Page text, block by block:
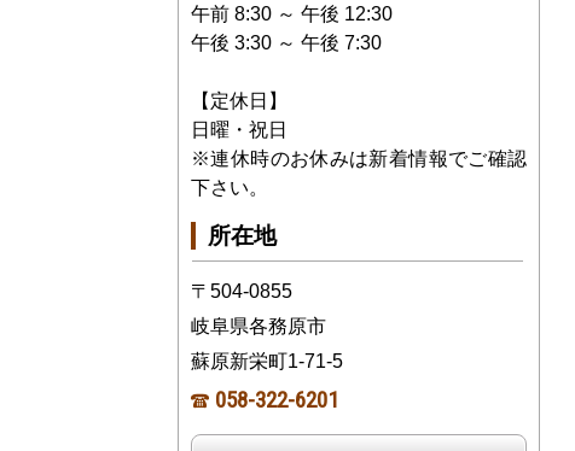
午前 8:30 ～ 午後 12:30
午後 3:30 ～ 午後 7:30
【定休日】
日曜・祝日
※連休時のお休みは新着情報でご確認
下さい。
所在地
〒504-0855
岐阜県各務原市
蘇原新栄町1-71-5
058-322-6201